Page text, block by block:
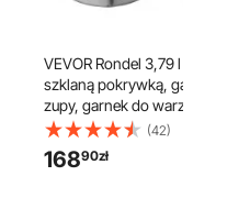
VEVOR Rondel 3,79 l ze
szklaną pokrywką, garnek do
zupy, garnek do warzyw z
ergonomicznym uchwytem, ​​
garnek na mleko ze stali
nierdzewnej, garnek do
(42)
16890zł